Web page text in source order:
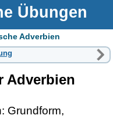
Übungen
Adverbien
Adverbien
Grundform,